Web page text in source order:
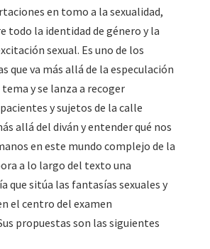
en tomo a la sexualidad,
todo la identidad de género y la
sexual. Es uno de los
que va más allá de la especulación
y se lanza a recoger
y sujetos de la calle
allá del diván y entender qué nos
en este mundo complejo de la
a lo largo del texto una
que sitúa las fantasías sexuales y
el centro del examen
propuestas son las siguientes